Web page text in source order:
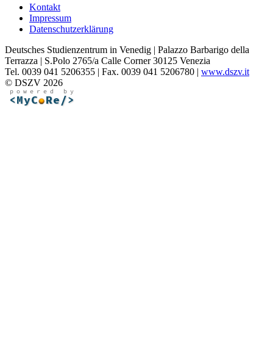
Kontakt
Impressum
Datenschutzerklärung
Deutsches Studienzentrum in Venedig | Palazzo Barbarigo della
Terrazza | S.Polo 2765/a Calle Corner 30125 Venezia
Tel. 0039 041 5206355 | Fax. 0039 041 5206780 | www.dszv.it
© DSZV 2026